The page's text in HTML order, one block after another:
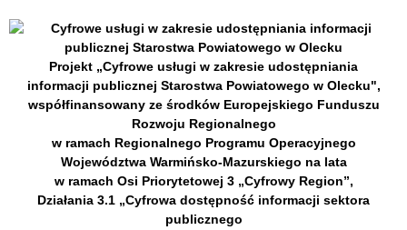
Projekt „Cyfrowe usługi w zakresie udostępniania
informacji publicznej Starostwa Powiatowego w Olecku",
współfinansowany ze środków Europejskiego Funduszu
Rozwoju Regionalnego
w ramach Regionalnego Programu Operacyjnego
Województwa Warmińsko-Mazurskiego na lata
w ramach Osi Priorytetowej 3 „Cyfrowy Region”,
Działania 3.1 „Cyfrowa dostępność informacji sektora
publicznego